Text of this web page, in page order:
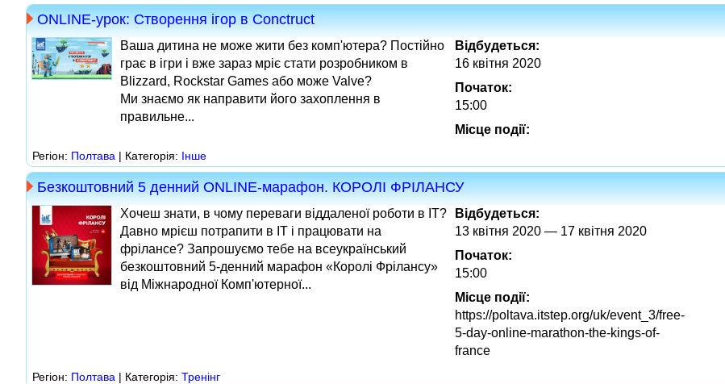
ONLINE-урок: Створення ігор в Conctruct
Ваша дитина не може жити без комп'ютера? Постійно
грає в ігри і вже зараз мріє стати розробником в
Blizzard, Rockstar Games або може Valve?
Ми знаємо як направити його захоплення в
правильне...
Відбудеться:
16 квітня 2020
Початок:
15:00
Місце події:
Регіон: Полтава | Категорія: Інше
Безкоштовний 5 денний ONLINE-марафон. КОРОЛІ ФРІЛАНСУ
Хочеш знати, в чому переваги віддаленої роботи в IT?
Давно мрієш потрапити в IT і працювати на
фрілансе? Запрошуємо тебе на всеукраїнський
безкоштовний 5-денний марафон «Королі Фрілансу»
від Міжнародної Комп'ютерної...
Відбудеться:
13 квітня 2020 — 17 квітня 2020
Початок:
15:00
Місце події:
https://poltava.itstep.org/uk/event_3/free-
5-day-online-marathon-the-kings-of-
france
Регіон: Полтава | Категорія: Тренінг